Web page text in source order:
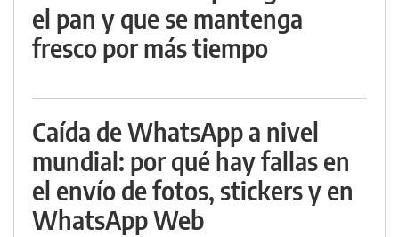
el pan y que se mantenga
fresco por más tiempo
Caída de WhatsApp a nivel
mundial: por qué hay fallas en
el envío de fotos, stickers y en
WhatsApp Web